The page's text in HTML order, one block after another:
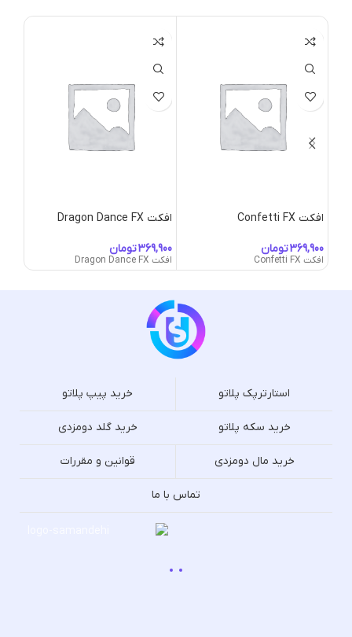
افکت Confetti FX
تومان
افکت Confetti FX
افکت Dragon Dance FX
تومان
افکت Dragon Dance FX
استارترپک پلاتو خرید پیپ پلاتو
خرید سکه پلاتو خرید گلد دومزدی
خرید مال دومزدی قوانین و مقررات
تماس با ما